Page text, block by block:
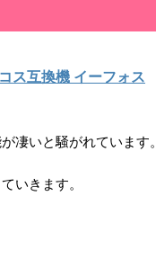
ス互換機 イーフォス
凄いと騒がれています。
いきます。